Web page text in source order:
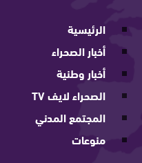
الرئيسية
أخبار الصحراء
أخبار وطنية
الصحراء لايف TV
المجتمع المدني
منوعات